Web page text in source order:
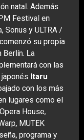
natal. Además
Festival en
Sonus y ULTRA /
su propia
Berlín. La
con las
Itaru
con los más
lugares como el
House,
MUTEK
programa y